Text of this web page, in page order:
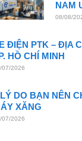
NAM
08/08/
ĐIỆN PTK – ĐỊA
HỒ CHÍ MINH
07/2026
DO BẠN NÊN
XĂNG
07/2026